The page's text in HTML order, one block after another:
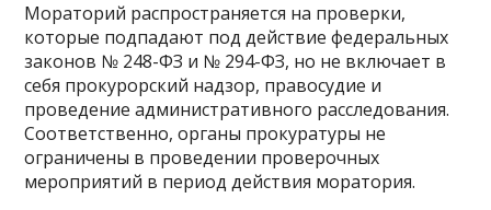
Мораторий распространяется на проверки,
которые подпадают под действие федеральных
законов № 248-ФЗ и № 294-ФЗ, но не включает в
себя прокурорский надзор, правосудие и
проведение административного расследования.
Соответственно, органы прокуратуры не
ограничены в проведении проверочных
мероприятий в период действия моратория.